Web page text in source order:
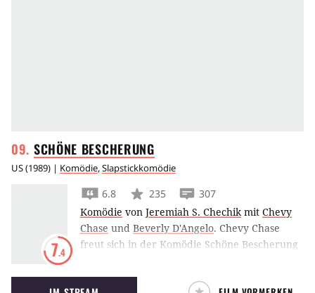
SCHÖNE BESCHERUNG
US(1989) | Komödie,Slapstickkomödie
7.4
6.8 235
307
Komödie von Jeremiah S. Chechikmit Chevy
Chase und Beverly D'Angelo. Chevy Chase
freut sich in der Komödie Schöne Bescherung
Weihnachtsfest, doch wie so oft kommt alles